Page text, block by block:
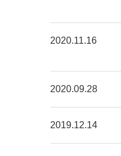
2020.11.16
2020.09.28
2019.12.14